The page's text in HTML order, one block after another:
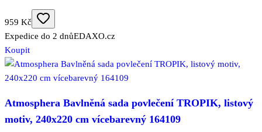
959 Kč
Expedice do 2 dnůEDAXO.cz
Koupit
Atmosphera Bavlněná sada povlečení TROPIK, listový
motiv, 240x220 cm vícebarevný 164109